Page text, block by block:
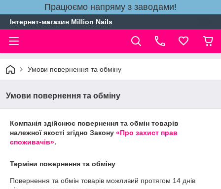
Працюємо напряму з заводами!
Інтернет-магазин Million Nails
Умови повернення та обміну
Умови повернення та обміну
Компанія здійснює повернення та обмін товарів
належної якості згідно Закону «Про захист прав
споживачів».
Терміни повернення та обміну
Повернення та обмін товарів можливий протягом 14 днів